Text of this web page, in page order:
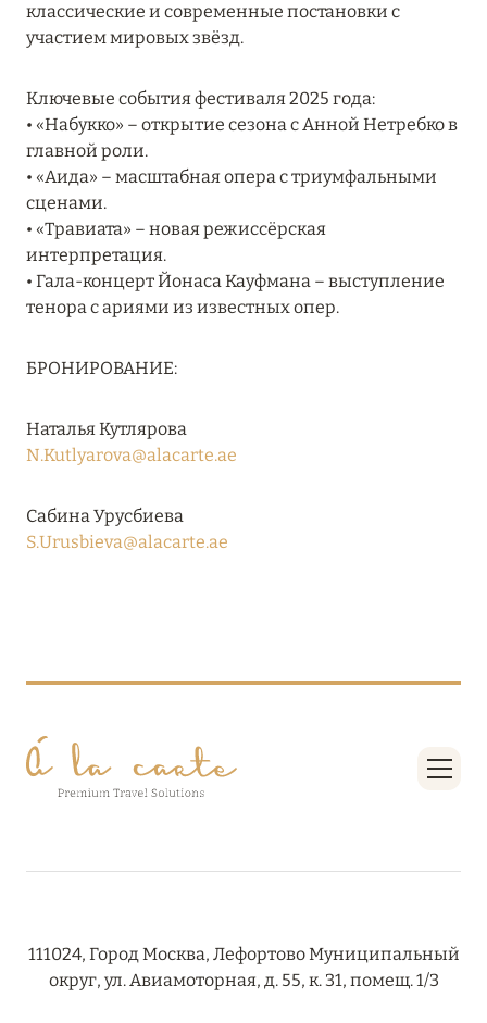
11 декабря 2024
КОНЦЕПЦИЯ «ВСЁ ВКЛЮЧЕНО – ВСЁ
ЭКСКЛЮЗИВНО»
Подробнее
27 сентября 2024
HÔTEL BARRIÈRE LES NEIGES
Подробнее
HÔTEL BARRIÈRE LES NEIGES
27 сентября 2024
RIXOS PREMIUM SAADIYAT ISLAND ABU DHABI:
КОНЦЕПЦИЯ «ВСЁ ВКЛЮЧЕНО – ВСЁ
ЭКСКЛЮЗИВНО»
ВЫГОДНАЯ АРИФМЕТИКА ОТ ULTIMA GSTAAD
И ULTIMA COURCHEVEL
классические и современные постановки с
участием мировых звёзд.
Ключевые события фестиваля 2025 года:
• «Набукко» – открытие сезона с Анной Нетребко в
главной роли.
• «Аида» – масштабная опера с триумфальными
сценами.
• «Травиата» – новая режиссёрская
интерпретация.
• Гала-концерт Йонаса Кауфмана – выступление
тенора с ариями из известных опер.
БРОНИРОВАНИЕ:
Наталья Кутлярова
N.Kutlyarova@alacarte.ae
Сабина Урусбиева
S.Urusbieva@alacarte.ae
111024, Город Москва, Лефортово Муниципальный
округ, ул. Авиамоторная, д. 55, к. 31, помещ. 1/3